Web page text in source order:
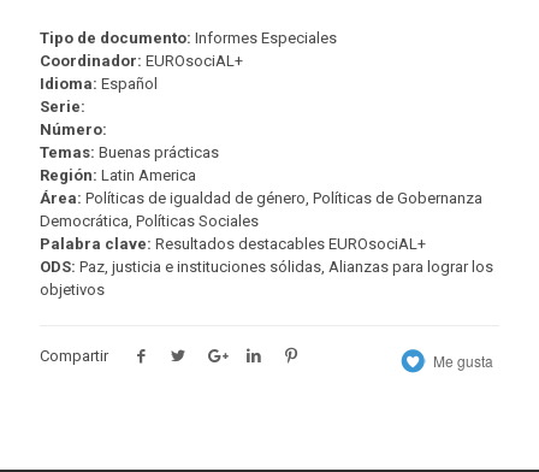
Tipo de documento: Informes Especiales
Coordinador: EUROsociAL+
Idioma: Español
Serie:
Número:
Temas: Buenas prácticas
Región: Latin America
Área: Políticas de igualdad de género, Políticas de Gobernanza
Democrática, Políticas Sociales
Palabra clave: Resultados destacables EUROsociAL+
ODS: Paz, justicia e instituciones sólidas, Alianzas para lograr los
objetivos
Compartir Me gusta